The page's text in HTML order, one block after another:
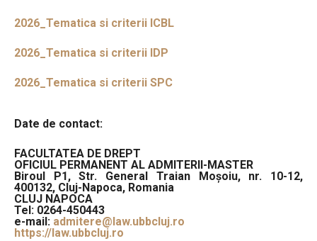
2026_Tematica si criterii ICBL
2026_Tematica si criterii IDP
2026_Tematica si criterii SPC
Date de contact:
FACULTATEA DE DREPT
OFICIUL PERMANENT AL ADMITERII-MASTER
Biroul P1, Str. General Traian Moșoiu, nr. 10-12,
400132, Cluj-Napoca, Romania
CLUJ NAPOCA
Tel: 0264-450443
e-mail: admitere@law.ubbcluj.ro
https://law.ubbcluj.ro